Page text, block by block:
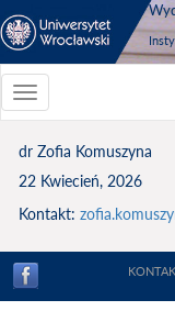
Toggle
navigationToggle
dr Zofia Komuszyna
22 Kwiecień, 2026
Kontakt: